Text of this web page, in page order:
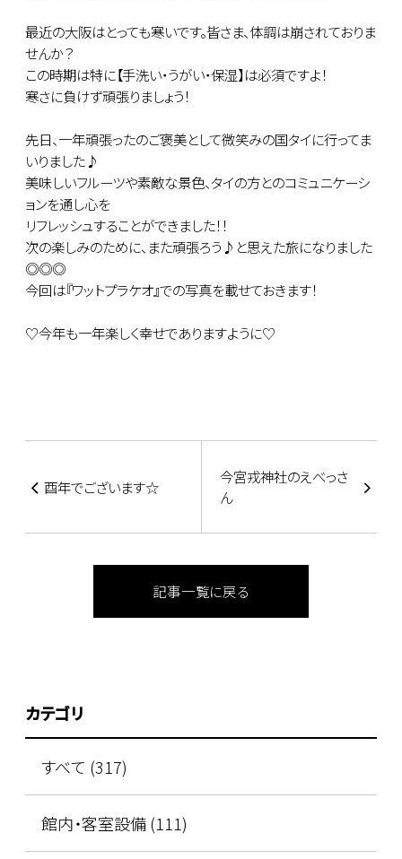
最近の大阪はとっても寒いです。皆さま、体調は崩されておりま
せんか？
この時期は特に【手洗い・うがい・保湿】は必須ですよ！
寒さに負けず頑張りましょう！
先日、一年頑張ったのご褒美として微笑みの国タイに行ってま
いりました♪
美味しいフルーツや素敵な景色、タイの方とのコミュニケーシ
ョンを通し心を
リフレッシュすることができました！！
次の楽しみのために、また頑張ろう♪と思えた旅になりました
◎◎◎
今回は『ワットプラケオ』での写真を載せておきます！
♡今年も一年楽しく幸せでありますように♡
酉年でございます☆
今宮戎神社のえべっさ
ん
記事一覧に戻る
カテゴリ
すべて (317)
館内・客室設備 (111)